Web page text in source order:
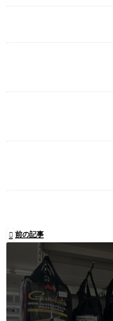
 前の記事